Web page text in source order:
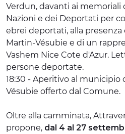
Verdun, davanti ai memoriali
Nazioni e dei Deportati per
ebrei deportati, alla
Martin-Vésubie e di un
Vashem Nice Cote d'Azur.
persone deportate.
18:30 - Aperitivo al municipio
Vésubie offerto dal Comune.
Oltre alla camminata,
propone, dal 4 al 27